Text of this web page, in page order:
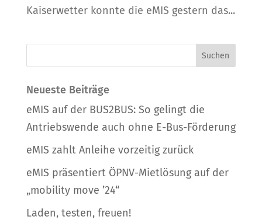
Kaiserwetter konnte die eMIS gestern das...
Neueste Beiträge
eMIS auf der BUS2BUS: So gelingt die
Antriebswende auch ohne E-Bus-Förderung
eMIS zahlt Anleihe vorzeitig zurück
eMIS präsentiert ÖPNV-Mietlösung auf der
„mobility move ’24“
Laden, testen, freuen!